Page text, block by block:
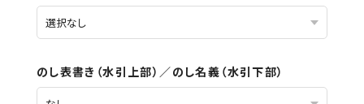
のし表書き（水引上部）／のし名義（水引下部）